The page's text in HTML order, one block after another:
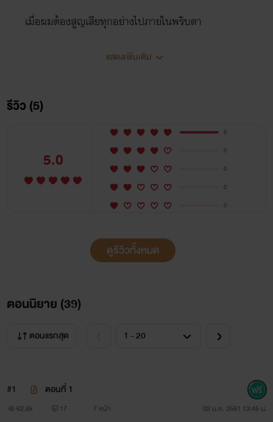
เมื่อผมต้องสูญเสียทุกอย่างไปภายในพริบตา
คือแค่กลายมาเป็นเมียผู้ชายก็แย่แล้ว
แสดงเพิ่มเติม
รีวิว (5)
5.0
5
0
0
0
0
ดูรีวิวทั้งหมด
ตอนนิยาย (39)
ตอนแรกสุด
#1 ตอนที่ 1
62.6k 17 7 หน้า 02 ม.ค. 2561 13:45 น.